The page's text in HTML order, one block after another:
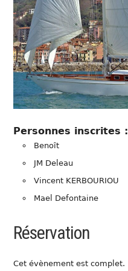
Personnes inscrites :
Benoît
JM Deleau
Vincent KERBOURIOU
Mael Defontaine
Réservation
Cet évènement est complet.